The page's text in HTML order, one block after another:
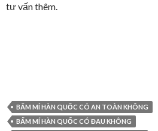
tư vấn thêm.
BẤM MÍ HÀN QUỐC CÓ AN TOÀN KHÔNG
BẤM MÍ HÀN QUỐC CÓ ĐAU KHÔNG